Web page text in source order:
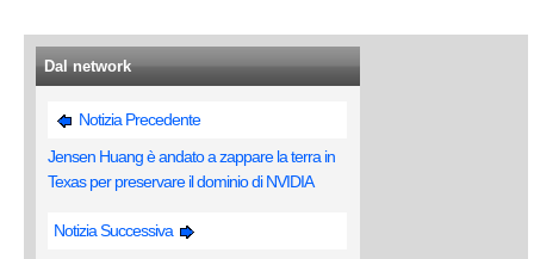
Dal network
Notizia Precedente
Jensen Huang è andato a zappare la terra in
Texas per preservare il dominio di NVIDIA
Notizia Successiva